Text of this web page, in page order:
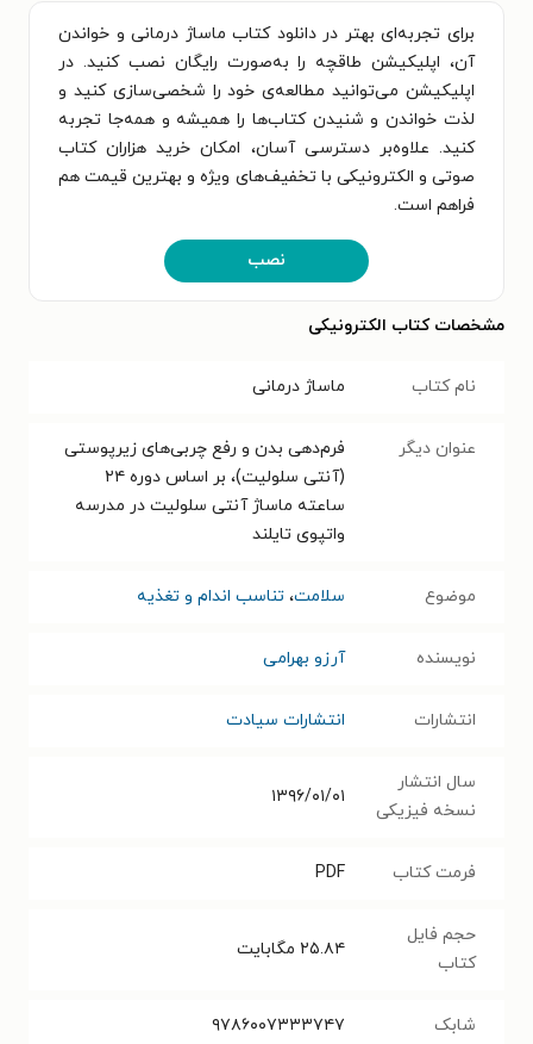
برای تجربه‌ای بهتر در دانلود کتاب ماساژ درمانی و خواندن
آن، اپلیکیشن طاقچه را به‌صورت رایگان نصب کنید. در
اپلیکیشن می‌توانید مطالعه‌ی خود را شخصی‌سازی کنید و
لذت خواندن و شنیدن کتاب‌ها را همیشه و همه‌جا تجربه
کنید. علاوه‌بر دسترسی آسان، امکان خرید هزاران کتاب
صوتی و الکترونیکی با تخفیف‌های ویژه و بهترین قیمت هم
فراهم است.
نصب
مشخصات کتاب الکترونیکی
نام کتاب ماساژ درمانی
عنوان دیگر
فرم‌دهی بدن و رفع چربی‌های زیرپوستی
(آنتی سلولیت)، بر اساس دوره ۲۴
ساعته ماساژ آنتی سلولیت در مدرسه
واتپوی تایلند
موضوع سلامت، تناسب اندام و تغذیه
نویسنده آرزو بهرامی
انتشارات انتشارات سیادت
سال انتشار
نسخه فیزیکی
۱۳۹۶/۰۱/۰۱
فرمت کتاب PDF
حجم فایل
کتاب
۲۵.۸۴ مگابایت
شابک ۹۷۸۶۰۰۷۳۳۳۷۴۷